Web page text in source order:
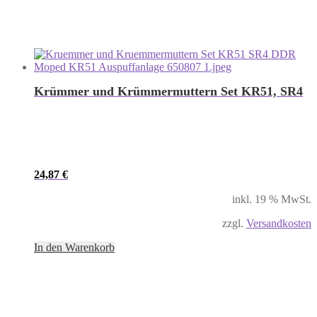
Krümmer und Krümmermuttern Set KR51, SR4
24,87 €
inkl. 19 % MwSt.
zzgl. Versandkosten
In den Warenkorb